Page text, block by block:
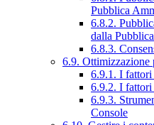
Pubblica
6.8.2.
dalla
6.8.3.
6.9. Ottimizzazione
6.9.1. I fattori
6.9.2. I fattori
6.9.3.
Console